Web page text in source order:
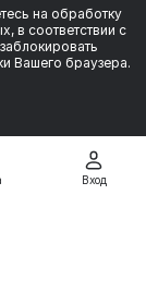
Вход
на обработку
в соответствии с
Вашего браузера.